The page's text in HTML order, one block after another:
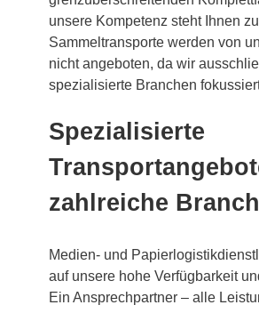
unsere Kompetenz steht Ihnen
Sammeltransporte werden von
nicht angeboten, da wir
spezialisierte Branchen
Spezialisierte
zahlreiche
Medien- und
auf unsere hohe Verfügbarkeit
Ein Ansprechpartner – alle